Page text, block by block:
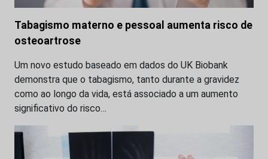
Tabagismo materno e pessoal aumenta risco de
osteoartrose
Um novo estudo baseado em dados do UK Biobank
demonstra que o tabagismo, tanto durante a gravidez
como ao longo da vida, está associado a um aumento
significativo do risco…